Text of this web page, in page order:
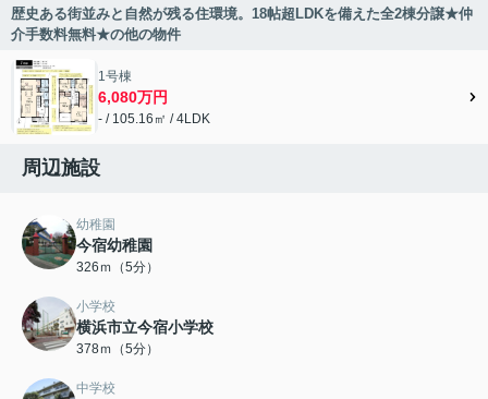
歴史ある街並みと自然が残る住環境。18帖超LDKを備えた全2棟分譲★仲
介手数料無料★の他の物件
1号棟
6,080万円
- / 105.16㎡ / 4LDK
周辺施設
幼稚園
今宿幼稚園
326ｍ（5分）
小学校
横浜市立今宿小学校
378ｍ（5分）
中学校